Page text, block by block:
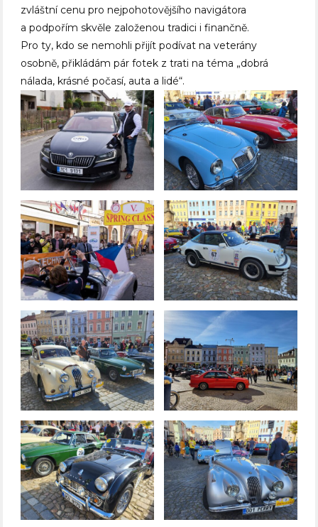
zvláštní cenu pro nejpohotovějšího navigátora
a podpořím skvěle založenou tradici i finančně.
Pro ty, kdo se nemohli přijít podívat na veterány
osobně, přikládám pár fotek z trati na téma „dobrá
nálada, krásné počasí, auta a lidé“.